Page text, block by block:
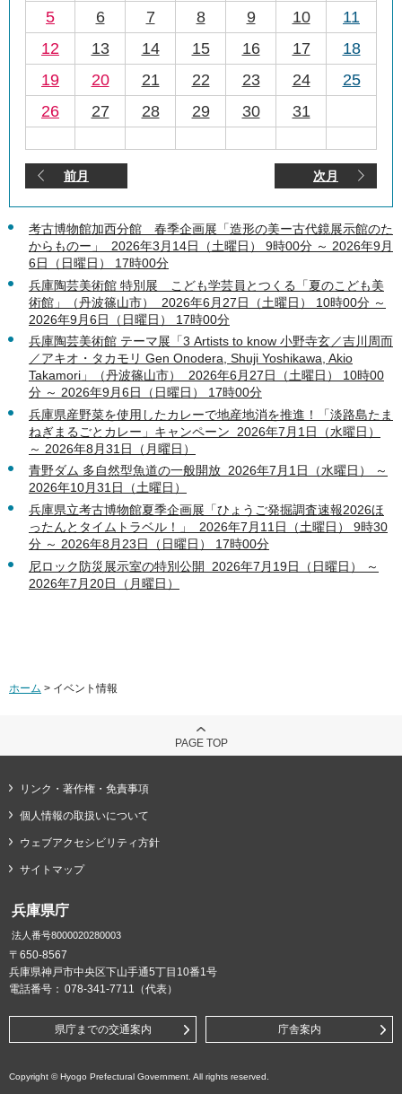
5
6 7 8 9 10
11
12
13 14 15 16 17
18
19
20 21 22 23 24
25
26
27 28 29 30 31
前月 次月
考古博物館加西分館 春季企画展「造形の美ー古代鏡展示館のた
からものー」 2026年3月14日（土曜日） 9時00分 ～ 2026年9月
6日（日曜日） 17時00分
兵庫陶芸美術館 特別展 こども学芸員とつくる「夏のこども美
術館」（丹波篠山市） 2026年6月27日（土曜日） 10時00分 ～
2026年9月6日（日曜日） 17時00分
兵庫陶芸美術館 テーマ展「3 Artists to know 小野寺玄／吉川周而
／アキオ・タカモリ Gen Onodera, Shuji Yoshikawa, Akio
Takamori」（丹波篠山市） 2026年6月27日（土曜日） 10時00
分 ～ 2026年9月6日（日曜日） 17時00分
兵庫県産野菜を使用したカレーで地産地消を推進！「淡路島たま
ねぎまるごとカレー」キャンペーン 2026年7月1日（水曜日）
～ 2026年8月31日（月曜日）
青野ダム 多自然型魚道の一般開放 2026年7月1日（水曜日） ～
2026年10月31日（土曜日）
兵庫県立考古博物館夏季企画展「ひょうご発掘調査速報2026ほ
ったんとタイムトラベル！」 2026年7月11日（土曜日） 9時30
分 ～ 2026年8月23日（日曜日） 17時00分
尼ロック防災展示室の特別公開 2026年7月19日（日曜日） ～
2026年7月20日（月曜日）
ホーム > イベント情報
PAGE TOP
リンク・著作権・免責事項
個人情報の取扱いについて
ウェブアクセシビリティ方針
サイトマップ
兵庫県庁
法人番号8000020280003
〒650-8567
兵庫県神戸市中央区下山手通5丁目10番1号
電話番号： 078-341-7711（代表）
県庁までの交通案内 庁舎案内
Copyright © Hyogo Prefectural Government. All rights reserved.